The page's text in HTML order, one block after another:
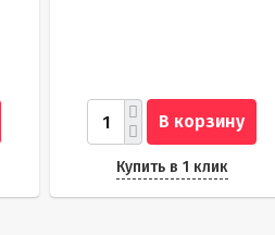
В корзину
Купить в 1 клик